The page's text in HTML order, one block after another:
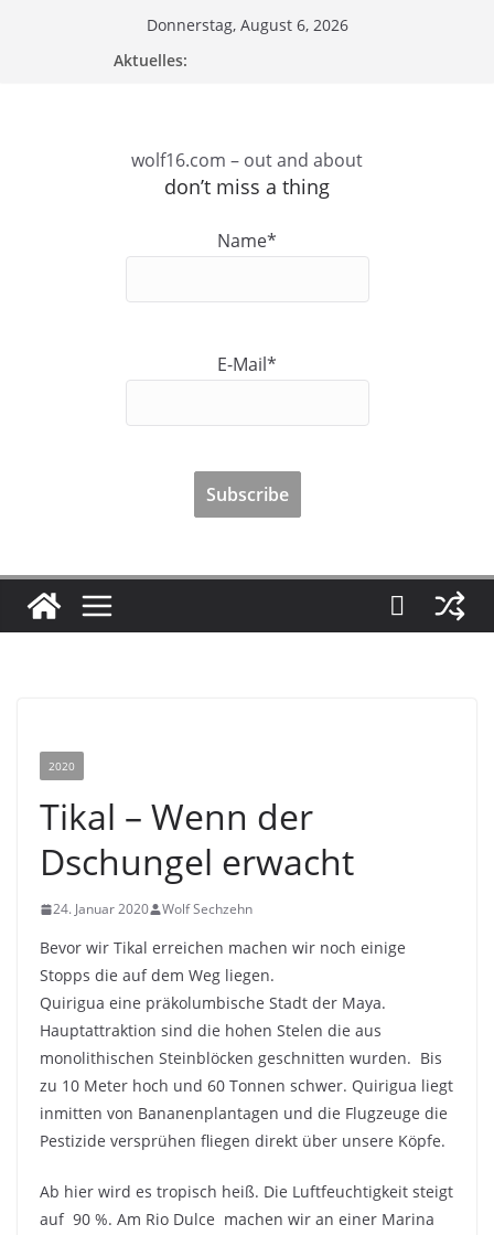
Donnerstag, August 6, 2026
Aktuelles:
wolf16.com – out and about
don’t miss a thing
Name*
E-Mail*
2020
Tikal – Wenn der
Dschungel erwacht
24. Januar 2020 Wolf Sechzehn
Bevor wir Tikal erreichen machen wir noch einige
Stopps die auf dem Weg liegen.
Quirigua eine präkolumbische Stadt der Maya.
Hauptattraktion sind die hohen Stelen die aus
monolithischen Steinblöcken geschnitten wurden. Bis
zu 10 Meter hoch und 60 Tonnen schwer. Quirigua liegt
inmitten von Bananenplantagen und die Flugzeuge die
Pestizide versprühen fliegen direkt über unsere Köpfe.
Ab hier wird es tropisch heiß. Die Luftfeuchtigkeit steigt
auf 90 %. Am Rio Dulce machen wir an einer Marina